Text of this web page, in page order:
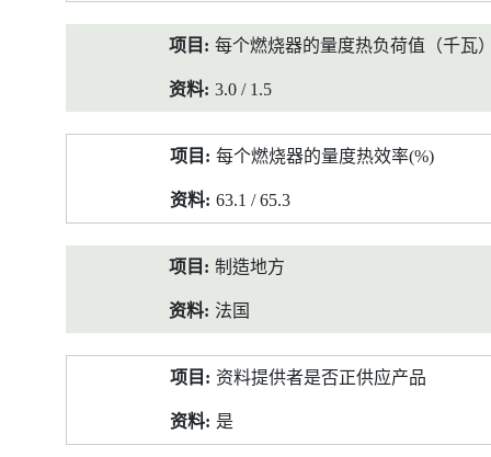
每个燃烧器的量度热负荷值（千瓦
3.0 / 1.5
每个燃烧器的量度热效率(%)
63.1 / 65.3
制造地方
法国
资料提供者是否正供应产品
是